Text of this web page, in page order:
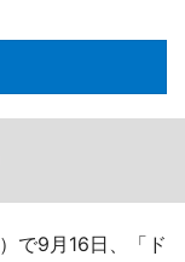
で9月16日、「ド